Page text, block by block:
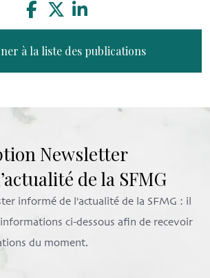
à la liste des publications
Newsletter
de la SFMG
informé de l'actualité de la SFMG : il
ci-dessous afin de recevoir
du moment.